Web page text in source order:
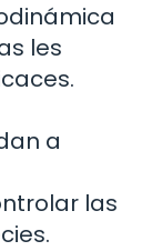
les
a
las